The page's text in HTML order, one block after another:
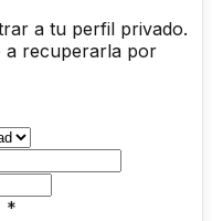
a tu perfil privado.
a recuperarla por
*